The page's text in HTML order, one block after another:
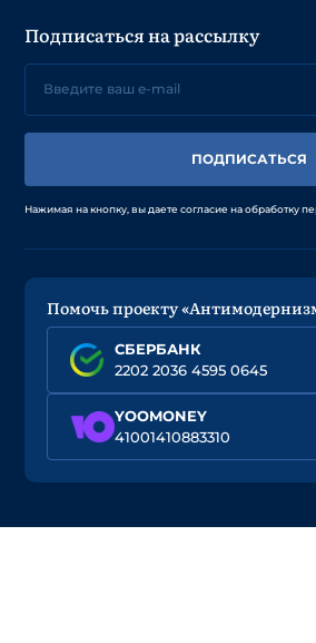
Подписаться на рассылку
ПОДПИСАТЬСЯ
Нажимая на кнопку, вы даете согласие на обработку
Помочь проекту
СБЕРБАНК
2202 2036 4595 0645
YOOMONEY
41001410883310